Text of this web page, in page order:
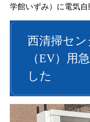
学館いずみ）に電気自
西清掃セ
（EV）用
した